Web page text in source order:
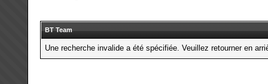
BT Team
Une recherche invalide a été spécifiée. Veuillez retourner en